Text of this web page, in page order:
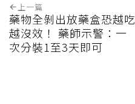
上一篇
藥物全剝出放藥盒恐越吃
越沒效！ 藥師示警：一
次分裝1至3天即可